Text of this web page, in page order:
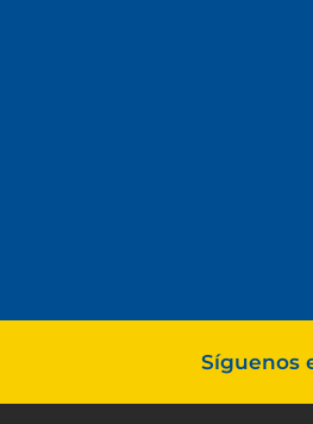
Síguenos